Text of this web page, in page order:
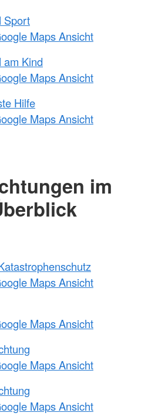
Sport
Maps Ansicht
am Kind
Maps Ansicht
Hilfe
Maps Ansicht
im
Maps Ansicht
Maps Ansicht
Maps Ansicht
Maps Ansicht